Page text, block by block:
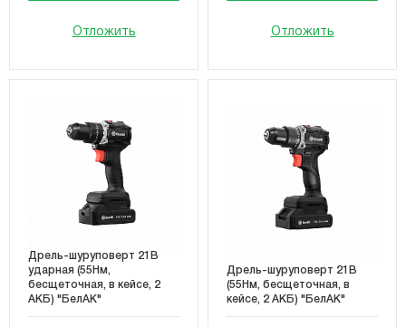
Отложить Отложить
Дрель-шуруповерт 21В
ударная (55Нм,
бесщеточная, в кейсе, 2
АКБ) "БелАК"
Дрель-шуруповерт 21В
(55Нм, бесщеточная, в
кейсе, 2 АКБ) "БелАК"